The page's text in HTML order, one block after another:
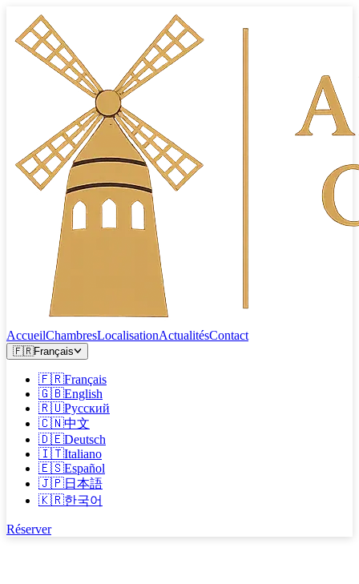
AccueilChambresLocalisationActualitésContact
🇫🇷Français
🇫🇷Français
🇬🇧English
🇷🇺Русский
🇨🇳中文
🇩🇪Deutsch
🇮🇹Italiano
🇪🇸Español
🇯🇵日本語
🇰🇷한국어
Réserver